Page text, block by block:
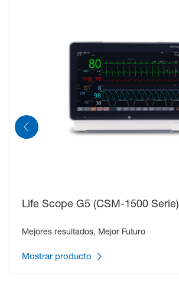
Life Scope G5 (CSM-1500 Serie)
Mejores resultados, Mejor Futuro
Mostrar producto